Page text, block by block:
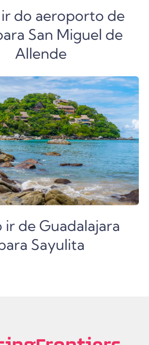
do aeroporto de
San Miguel de
Allende
ir de Guadalajara
Sayulita